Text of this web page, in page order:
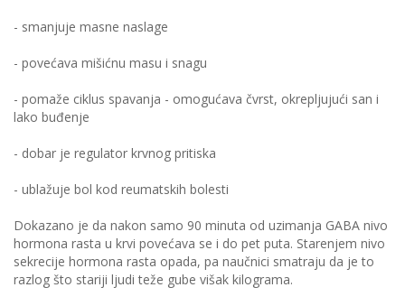
- smanjuje masne naslage
- povećava mišićnu masu i snagu
- pomaže ciklus spavanja - omogućava čvrst, okrepljujući san i
lako buđenje
- dobar je regulator krvnog pritiska
- ublažuje bol kod reumatskih bolesti
Dokazano je da nakon samo 90 minuta od uzimanja GABA nivo
hormona rasta u krvi povećava se i do pet puta. Starenjem nivo
sekrecije hormona rasta opada, pa naučnici smatraju da je to
razlog što stariji ljudi teže gube višak kilograma.